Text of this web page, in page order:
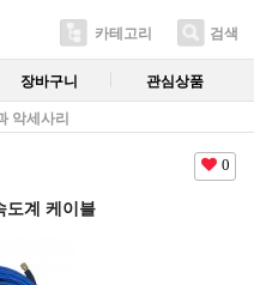
카테고리 검색
장바구니 관심상품
악세사리
0
도계 케이블